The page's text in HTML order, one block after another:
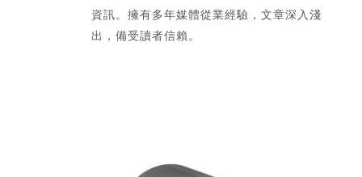
資訊。擁有多年媒體從業經驗，文章深入淺
出，備受讀者信賴。